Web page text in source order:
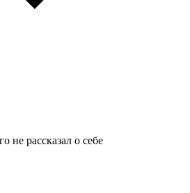
не рассказал о себе